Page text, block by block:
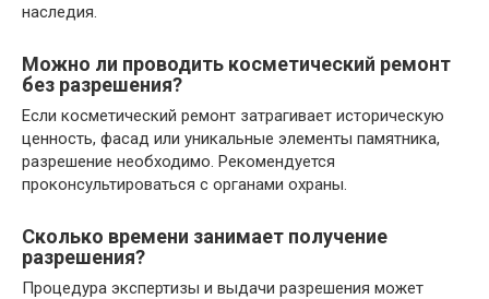
наследия.
Можно ли проводить косметический ремонт
без разрешения?
Если косметический ремонт затрагивает историческую
ценность, фасад или уникальные элементы памятника,
разрешение необходимо. Рекомендуется
проконсультироваться с органами охраны.
Сколько времени занимает получение
разрешения?
Процедура экспертизы и выдачи разрешения может